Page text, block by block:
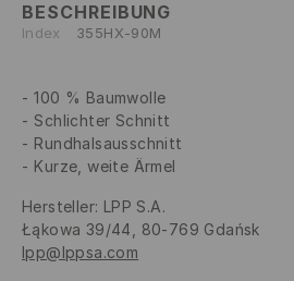
BESCHREIBUNG
Index 355HX-90M
100 % Baumwolle
Schlichter Schnitt
Rundhalsausschnitt
Kurze, weite Ärmel
Hersteller: LPP S.A.
Łąkowa 39/44, 80-769 Gdańsk
lpp@lppsa.com